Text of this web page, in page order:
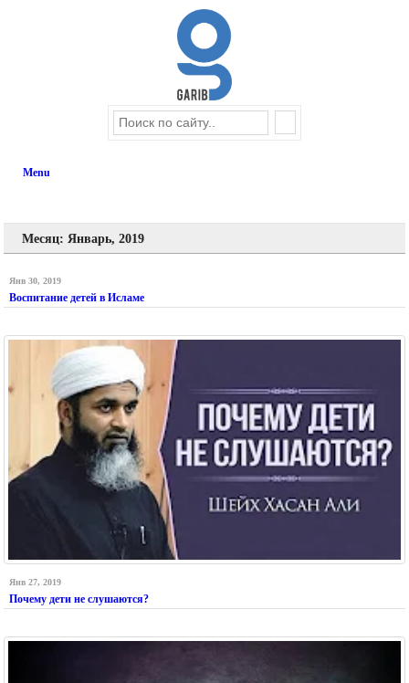
Menu
Месяц: Январь, 2019
Янв 30, 2019
Воспитание детей в Исламе
Янв 27, 2019
Почему дети не слушаются?